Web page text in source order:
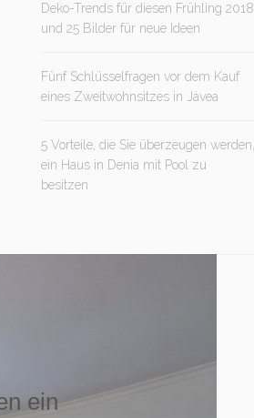
Deko-Trends für diesen Frühling 2018
und 25 Bilder für neue Ideen
Fünf Schlüsselfragen vor dem Kauf
eines Zweitwohnsitzes in Jávea
5 Vorteile, die Sie überzeugen werden,
ein Haus in Denia mit Pool zu
besitzen
ein